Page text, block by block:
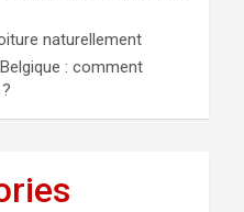
naturellement
: comment